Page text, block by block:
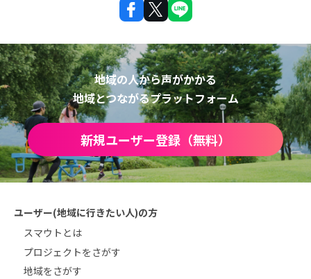
地域の人から声がかかる
地域とつながるプラットフォーム
新規ユーザー登録（無料）
ユーザー(地域に行きたい人)の方
スマウトとは
プロジェクトをさがす
地域をさがす